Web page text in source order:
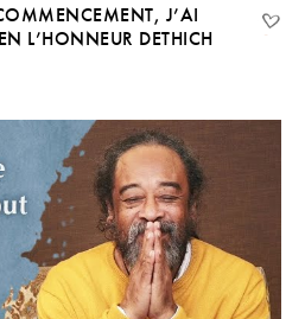
J’AI
L’HONNEUR DETHICH